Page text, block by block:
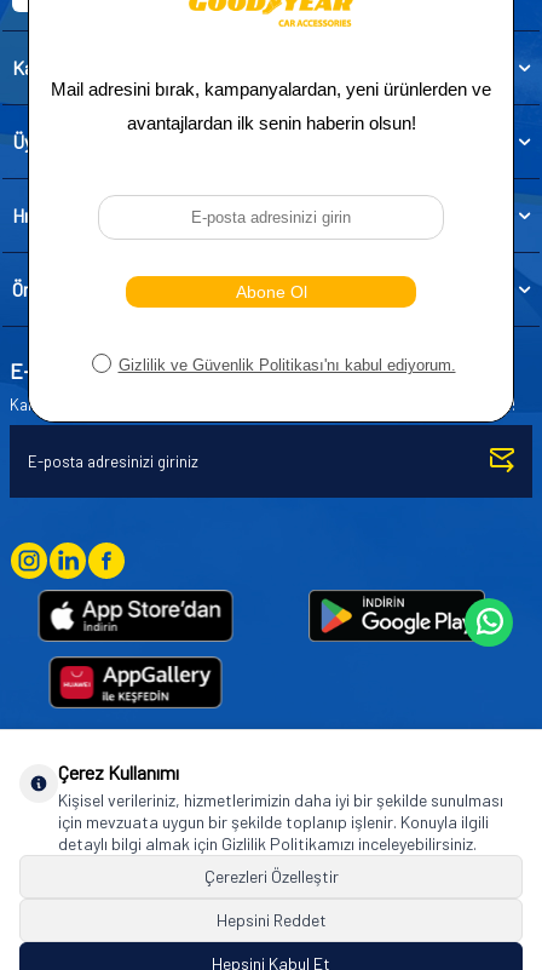
Kategoriler
Üye
Hızlı Erişim
Önemli Bilgiler
E-Bülten Aboneliği
Kampanya ve yeniliklerden haberdar olmak için e-bültenimize abone olun!
Goodyear (and Winged Foot Design) are trademarks of or licensed to The Goodyear
Tire & Rubber Company used under license by Basbug Group Company,
Istanbul/Türkiye. © 2026 The Goodyear Tire & Rubber Company.
Çerez Kullanımı
Kişisel verileriniz, hizmetlerimizin daha iyi bir şekilde sunulması
için mevzuata uygun bir şekilde toplanıp işlenir. Konuyla ilgili
detaylı bilgi almak için Gizlilik Politikamızı inceleyebilirsiniz.
Çerezleri Özelleştir
Hepsini Reddet
Hepsini Kabul Et